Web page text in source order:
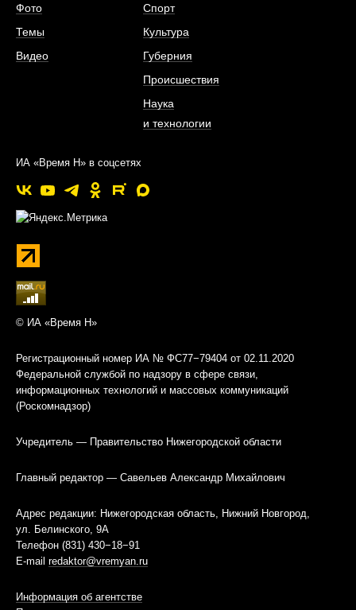
Фото
Темы
Видео
Спорт
Культура
Губерния
Происшествия
Наука
и технологии
ИА «Время Н» в соцсетях
© ИА «Время Н»
Регистрационный номер ИА № ФС77−79404 от 02.11.2020
Федеральной службой по надзору в сфере связи,
информационных технологий и массовых коммуникаций
(Роскомнадзор)
Учредитель — Правительство Нижегородской области
Главный редактор — Савельев Александр Михайлович
Адрес редакции: Нижегородская область, Нижний Новгород,
ул. Белинского, 9А
Телефон (831) 430−18−91
E-mail redaktor@vremyan.ru
Информация об агентстве